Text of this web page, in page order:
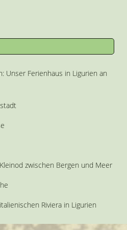
Unser Ferienhaus in Ligurien an
zwischen Bergen und Meer
Riviera in Ligurien